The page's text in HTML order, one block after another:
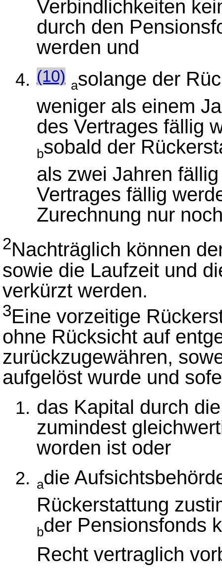
Verbindlichkeiten
durch den
werden und
(10)
asolange der
weniger als einem
des Vertrages fällig
bsobald der
als zwei Jahren
Vertrages fällig
Zurechnung nur
2Nachträglich können
sowie die Laufzeit und
verkürzt werden.
3Eine vorzeitige
ohne Rücksicht auf
zurückzugewähren,
aufgelöst wurde und
das Kapital durch
zumindest
worden ist oder
adie
Rückerstattung
bder Pensionsfonds
Recht vertraglich